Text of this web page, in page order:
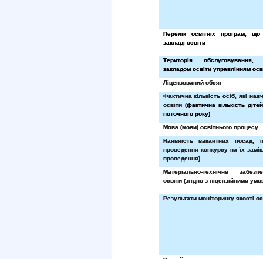
Перелік освітніх програм,
закладі освіти
Територія
закладом освіти управлінням
Ліцензований обсяг
Фактична кількість осіб, які
освіти (фактична кількість
поточного року)
Мова (мови) освітнього процесу
Наявність вакантних посад,
проведення конкурсу на їх
проведення)
Матеріально-технічне
освіти (згідно з ліцензійними
Результати моніторингу якості